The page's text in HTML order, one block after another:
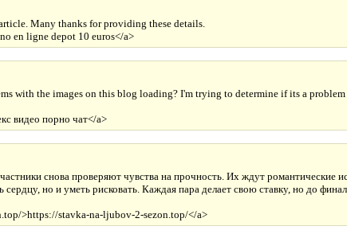
Many thanks for providing these details.
en ligne depot 10 euros</a>
with the images on this blog loading? I'm trying to determine if its a
видео порно чат</a>
снова проверяют чувства на прочность. Их ждут
сердцу, но и уметь рисковать. Каждая пара делает свою ставку, но до
>https://stavka-na-ljubov-2-sezon.top/</a>